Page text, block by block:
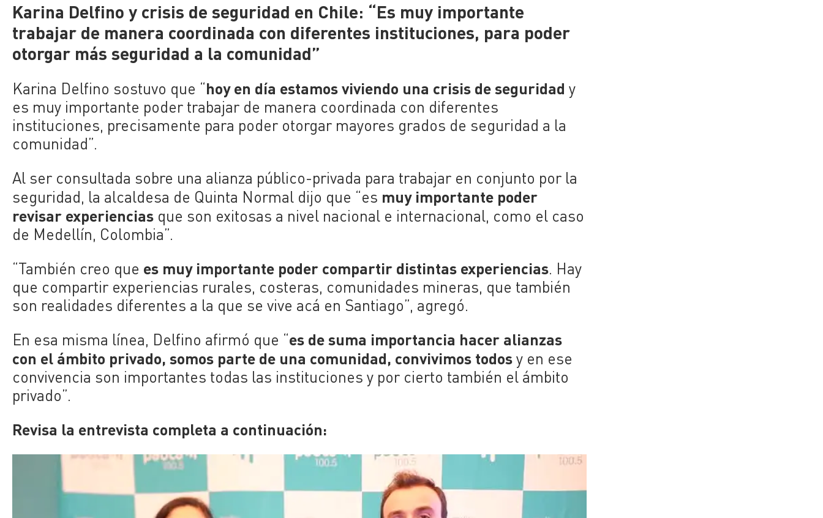
Karina Delfino y crisis de seguridad en Chile: “Es muy importante
trabajar de manera coordinada con diferentes instituciones, para poder
otorgar más seguridad a la comunidad”
Karina Delfino sostuvo que “hoy en día estamos viviendo una crisis de seguridad y
es muy importante poder trabajar de manera coordinada con diferentes
instituciones, precisamente para poder otorgar mayores grados de seguridad a la
comunidad”.
Al ser consultada sobre una alianza público-privada para trabajar en conjunto por la
seguridad, la alcaldesa de Quinta Normal dijo que “es muy importante poder
revisar experiencias que son exitosas a nivel nacional e internacional, como el caso
de Medellín, Colombia”.
“También creo que es muy importante poder compartir distintas experiencias. Hay
que compartir experiencias rurales, costeras, comunidades mineras, que también
son realidades diferentes a la que se vive acá en Santiago”, agregó.
En esa misma línea, Delfino afirmó que “es de suma importancia hacer alianzas
con el ámbito privado, somos parte de una comunidad, convivimos todosy en ese
convivencia son importantes todas las instituciones y por cierto también el ámbito
privado”.
Revisa la entrevista completa a continuación: